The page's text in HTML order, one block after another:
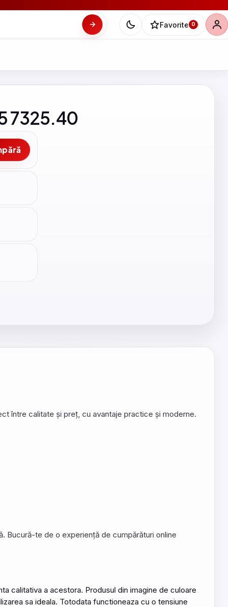
Favorite 0
7325.40
între calitate și preț, cu avantaje practice și moderne.
Bucură-te de o experiență de cumpărături online
calitativa a acestora. Produsul din imagine de culoare
sa ideala. Totodata functioneaza cu o tensiune